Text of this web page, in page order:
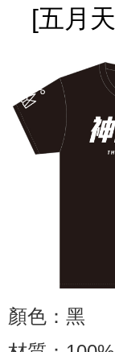
Plus PAY
Pilihan
全家取貨付款
NT$65/pesanan |
NT$1,000 atau
NT$65/pesanan |
付款後7-11取貨
[五月
顏色：黑